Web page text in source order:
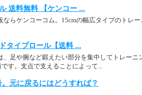
送料無料 【ケンコー ...
らケンコーコム。15cmの幅広タイプのトレ
タイプロール【送料 ...
、足や腕など鍛えたい部分を集中してトレーニ
す。支点で支えることによって...
元に戻るにはどうすれば？